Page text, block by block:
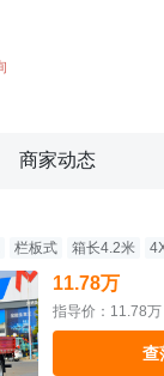
商家动态
栏板式 箱长4.2米
11.78万
指导价：11.78万
查